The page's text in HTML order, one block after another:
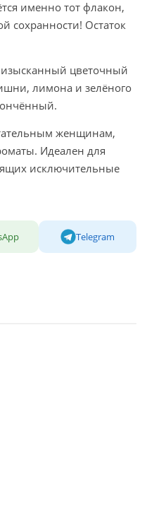
именно тот флакон,
сохранности! Остаток
цветочный
лимона и зелёного
женщинам,
Идеален для
исключительные
Telegram